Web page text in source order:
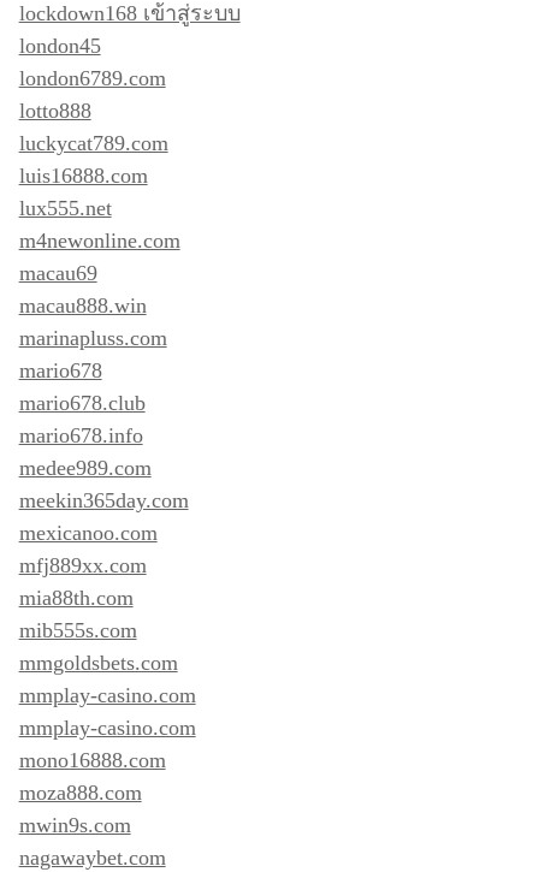
lockdown168 เข้าสู่ระบบ
london45
london6789.com
lotto888
luckycat789.com
luis16888.com
lux555.net
m4newonline.com
macau69
macau888.win
marinapluss.com
mario678
mario678.club
mario678.info
medee989.com
meekin365day.com
mexicanoo.com
mfj889xx.com
mia88th.com
mib555s.com
mmgoldsbets.com
mmplay-casino.com
mmplay-casino.com
mono16888.com
moza888.com
mwin9s.com
nagawaybet.com